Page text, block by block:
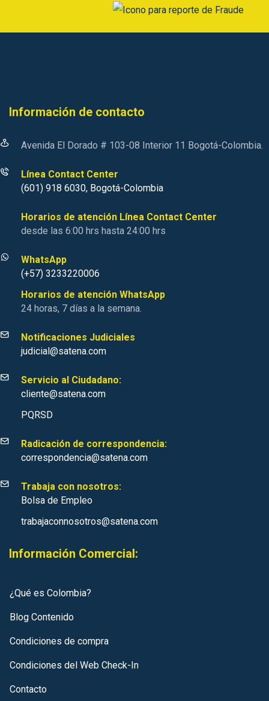
Información de contacto
Avenida El Dorado # 103-08 Interior 11 Bogotá-Colombia.
Línea Contact Center
(601) 918 6030, Bogotá-Colombia
Horarios de atención Línea Contact Center
desde las 6:00 hrs hasta 24:00 hrs
WhatsApp
(+57) 3233220006
Horarios de atención WhatsApp
24 horas, 7 días a la semana.
Notificaciones Judiciales
judicial@satena.com
Servicio al Ciudadano:
cliente@satena.com
PQRSD
Radicación de correspondencia:
correspondencia@satena.com
Trabaja con nosotros:
Bolsa de Empleo
trabajaconnosotros@satena.com
Información Comercial:
¿Qué es Colombia?
Blog Contenido
Condiciones de compra
Condiciones del Web Check-In
Contacto